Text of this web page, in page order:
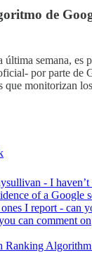
de
semana, es
por parte de
que monitorizan
- I
of a Google
I report - can
can comment on
Ranking